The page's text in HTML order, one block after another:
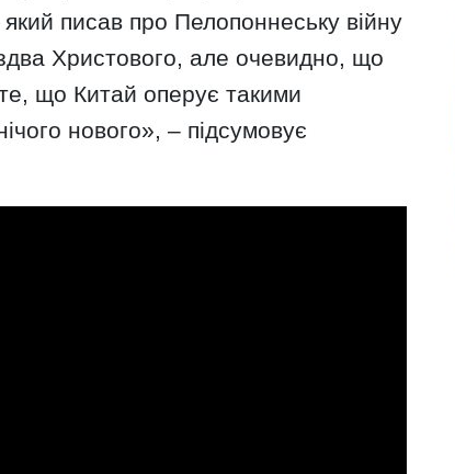
який писав про Пелопоннеську війну
Христового, але очевидно, що
що Китай оперує такими
нового», – підсумовує